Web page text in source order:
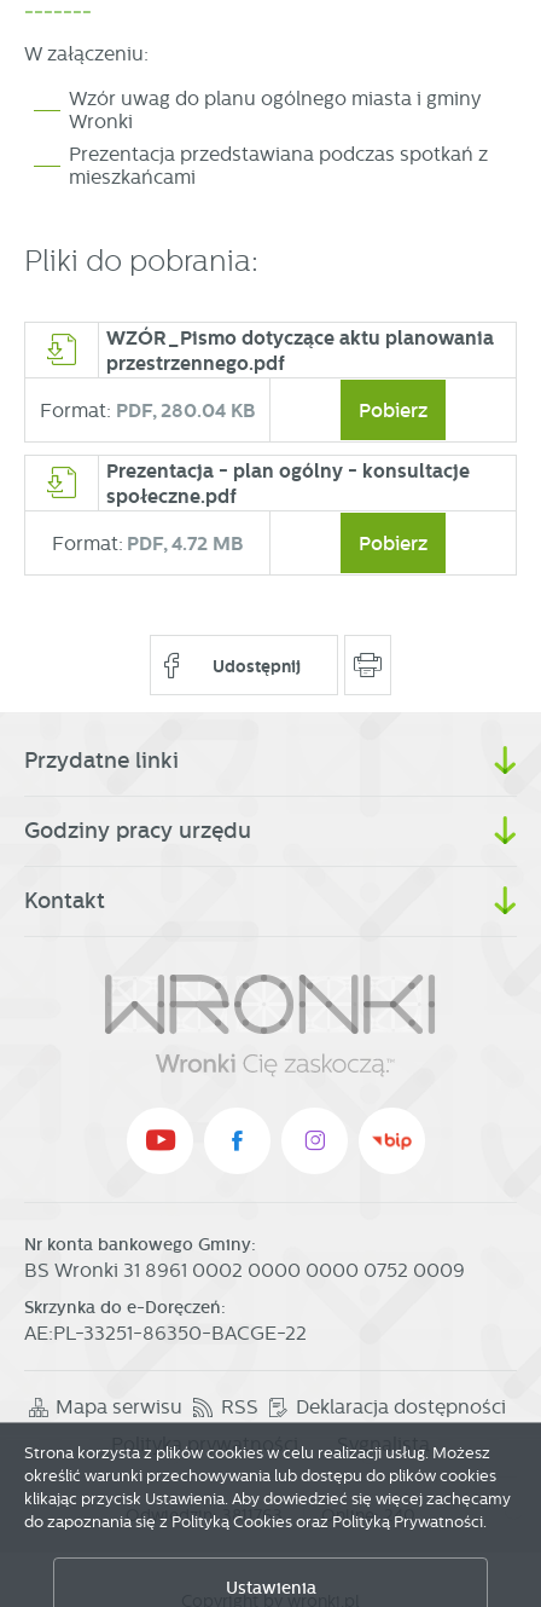
-------
W załączeniu:
Wzór uwag do planu ogólnego miasta i gminy
Wronki
Prezentacja przedstawiana podczas spotkań z
mieszkańcami
Pliki do pobrania:
WZÓR_Pismo dotyczące aktu planowania
przestrzennego.pdf
Format: PDF, 280.04 KB Pobierz
Prezentacja - plan ogólny - konsultacje
społeczne.pdf
Format: PDF, 4.72 MB Pobierz
Udostępnij
Przydatne linki
Godziny pracy urzędu
Kontakt
Nr konta bankowego Gminy:
BS Wronki 31 8961 0002 0000 0000 0752 0009
Skrzynka do e-Doręczeń:
AE:PL-33251-86350-BACGE-22
Mapa serwisu RSS
Deklaracja dostępności
Polityka prywatności
Sygnalista
Odwiedzin: 3811763 Online: 240
Strona korzysta z plików cookies w celu realizacji usług. Możesz
określić warunki przechowywania lub dostępu do plików cookies
klikając przycisk Ustawienia. Aby dowiedzieć się więcej zachęcamy
do zapoznania się z Polityką Cookies oraz Polityką Prywatności.
Ustawienia
Zapisz wybrane
Zezwól na wszystkie